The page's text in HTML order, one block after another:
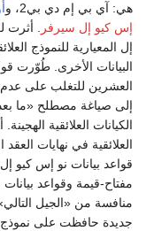
هي: آي بي إم دي بي2، و
إس كيو إل سيرفر
. أثرت
إل المعيارية للنموذج
البيانات الأخرى. طُوّرت
العشرين للتغلب على عدم
إلى صياغة مصطلح «ما بعد
الكيانات العلائقية
العلائقية في نهايات
قواعد بيانات نو إس كيو
مفتاح-قيمة وقواعد
منافسة من «الجيل
جديدة حافظت على نموذج